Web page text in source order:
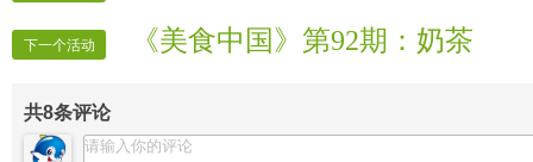
下一个活动 《美食中国》第92期：奶茶
共8条评论